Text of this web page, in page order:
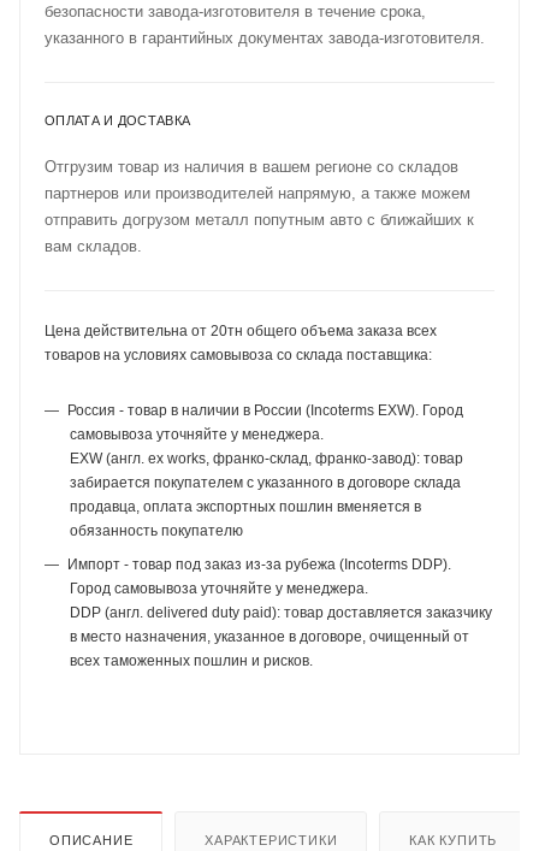
безопасности завода-изготовителя в течение срока,
указанного в гарантийных документах завода-изготовителя.
ОПЛАТА И ДОСТАВКА
Отгрузим товар из наличия в вашем регионе со складов
партнеров или производителей напрямую, а также можем
отправить догрузом металл попутным авто с ближайших к
вам складов.
Цена действительна от 20тн общего объема заказа всех
товаров на условиях самовывоза со склада поставщика:
Россия - товар в наличии в России (Incoterms EXW). Город
самовывоза уточняйте у менеджера.
EXW (англ. ex works, франко-склад, франко-завод): товар
забирается покупателем с указанного в договоре склада
продавца, оплата экспортных пошлин вменяется в
обязанность покупателю
Импорт - товар под заказ из-за рубежа (Incoterms DDP).
Город самовывоза уточняйте у менеджера.
DDP (англ. delivered duty paid): товар доставляется заказчику
в место назначения, указанное в договоре, очищенный от
всех таможенных пошлин и рисков.
ОПИСАНИЕ ХАРАКТЕРИСТИКИ КАК КУПИТЬ